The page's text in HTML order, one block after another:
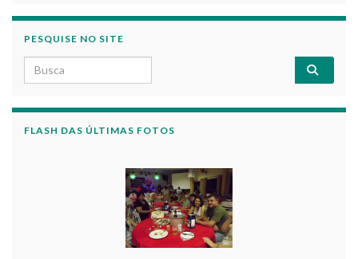
PESQUISE NO SITE
Search for:
FLASH DAS ÚLTIMAS FOTOS